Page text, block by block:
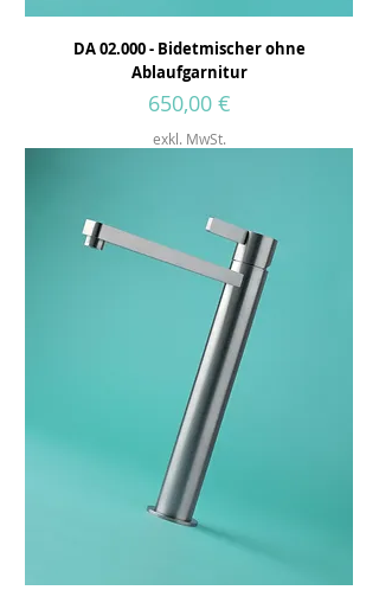
DA 02.000 - Bidetmischer ohne
Ablaufgarnitur
Preis
650,00 €
exkl. MwSt.